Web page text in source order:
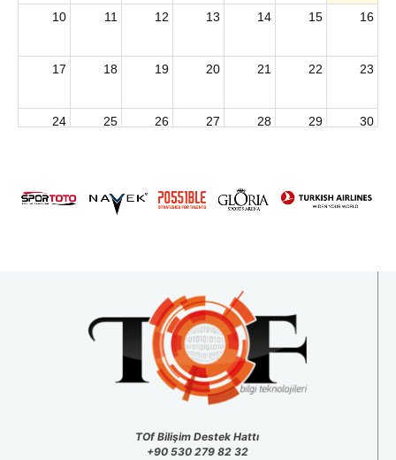
10 11 12 13 14 15 16
17 18 19 20 21 22 23
24 25 26 27 28 29 30
TOf Bilişim Destek Hattı
+90 530 279 82 32